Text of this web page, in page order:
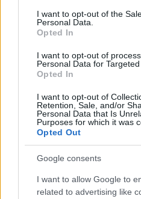
consent section.
I want to opt-out of the
Personal Data.
Opted In
I want to opt-out of
Personal Data for Targeted
Opted In
I want to opt-out of
Retention, Sale, and/or
Personal Data that Is
Purposes for which it was
Opted Out
Google consents
I want to allow Google to
related to advertising like